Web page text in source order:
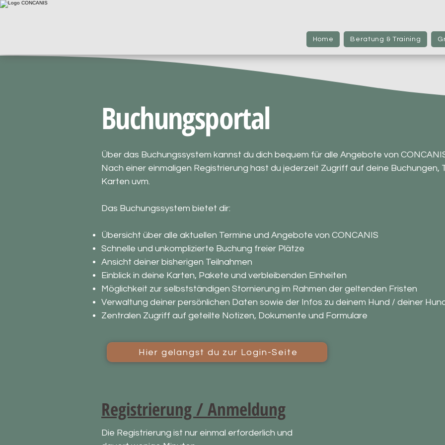
Home Beratung & Training
Buchungsportal
Über das Buchungssystem kannst du dich bequem für alle Angebote von
Nach einer einmaligen Registrierung hast du jederzeit Zugriff auf deine Buchungen,
Karten uvm.
Das Buchungssystem bietet dir:
Übersicht über alle aktuellen Termine und Angebote von CONCANIS
Schnelle und unkomplizierte Buchung freier Plätze
Ansicht deiner bisherigen Teilnahmen
Einblick in deine Karten, Pakete und verbleibenden Einheiten
Möglichkeit zur selbstständigen Stornierung im Rahmen der geltenden Fristen
Verwaltung deiner persönlichen Daten sowie der Infos zu deinem Hund / deiner
Zentralen Zugriff auf geteilte Notizen, Dokumente und Formulare
Hier gelangst du zur Login-Seite
Registrierung / Anmeldung
Die Registrierung ist nur einmal erforderlich und